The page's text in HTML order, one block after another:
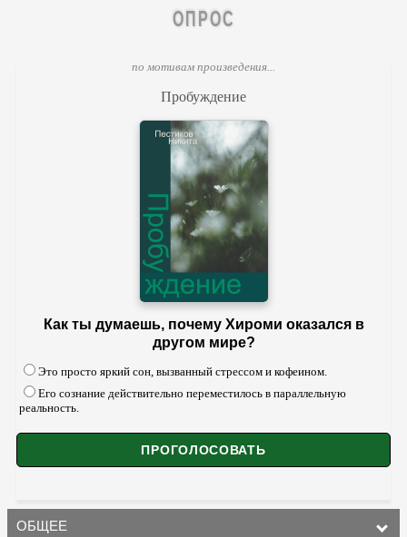
ОПРОС
по мотивам произведения...
Пробуждение
Как ты думаешь, почему Хироми оказался в
другом мире?
Это просто яркий сон, вызванный стрессом и кофеином.
Его сознание действительно переместилось в параллельную
реальность.
ОБЩЕЕ